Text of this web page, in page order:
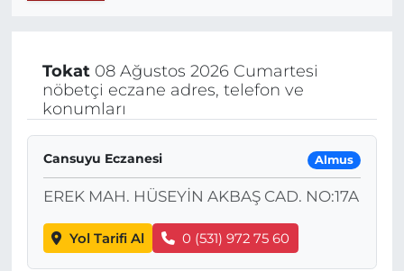
Tokat08 Ağustos 2026 Cumartesi
nöbetçi eczane adres, telefon ve
konumları
Cansuyu Eczanesi Almus
EREK MAH. HÜSEYİN AKBAŞ CAD. NO:17A
Yol Tarifi Al 0 (531) 972 75 60